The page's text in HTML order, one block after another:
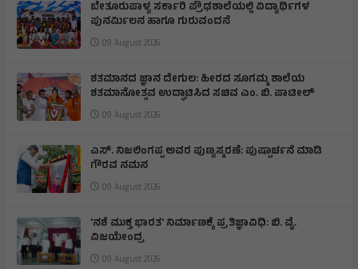
ಬೇತೂರುಪಾಳ್ಯ ಸರ್ಕಾರಿ ಪ್ರೌಢಶಾಲೆಯಲ್ಲಿ ವಿದ್ಯಾರ್ಥಿಗಳ
ಪುನರ್ಮಿಲನ ಹಾಗೂ ಗುರುವಂದನೆ
09 August 2026
ಶತಮಾನದ ಜ್ಞಾನ ದೇಗುಲ: ಹೀರದ ಸೂಗಮ್ಮ ಶಾಲೆಯ
ಶತಮಾನೋತ್ಸವ ಉದ್ಘಾಟಿಸಿದ ಸಚಿವ ಎಂ. ಬಿ. ಪಾಟೀಲ್
09 August 2026
ಎಸ್. ನಿಜಲಿಂಗಪ್ಪ ಅವರ ಪುಣ್ಯಸ್ಮರಣೆ: ಪುಷ್ಪಾರ್ಚನೆ ಮಾಡಿ
ಗೌರವ ನಮನ​
09 August 2026
'ನಶೆ ಮುಕ್ತ ಭಾರತ' ನಿರ್ಮಾಣಕ್ಕೆ ಪ್ರತಿಜ್ಞಾವಿಧಿ: ಬಿ. ವೈ.
ವಿಜಯೇಂದ್ರ
09 August 2026